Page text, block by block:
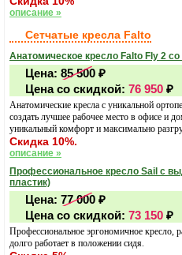
описание »
Сетчатые кресла Falto
Анатомическое кресло Falto Fly 2
Цена: 85 500 ₽
Цена со скидкой: 76 950 ₽
Анатомические кресла с уникальной
создать лучшее рабочее место в офисе и
уникальный комфорт и максимально
Скидка 10%.
описание »
Профессиональное кресло Sail с
пластик)
Цена: 77 000 ₽
Цена со скидкой: 73 150 ₽
Профессиональное эргономичное кресло,
долго работает в положении сидя.